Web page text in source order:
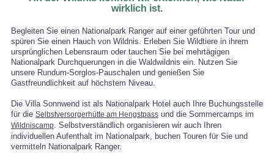
wirklich ist.
Begleiten Sie einen Nationalpark Ranger auf einer geführten Tour und
spüren Sie einen Hauch von Wildnis. Erleben Sie Wildtiere in ihrem
ursprünglichen Lebensraum oder tauchen Sie bei mehrtägigen
Nationalpark Durchquerungen in die Waldwildnis ein. Nutzen Sie
unsere Rundum-Sorglos-Pauschalen und genießen Sie
Gastfreundlichkeit auf höchstem Niveau.
Die Villa Sonnwend ist als Nationalpark Hotel auch Ihre Buchungsstelle
für die Selbstversorgerhütte am Hengstpassund die Sommercamps im
Wildniscamp. Selbstverständlich organisieren wir auch Ihren
individuellen Aufenthalt im Nationalpark, buchen Touren für Sie und
vermitteln Nationalpark Ranger.